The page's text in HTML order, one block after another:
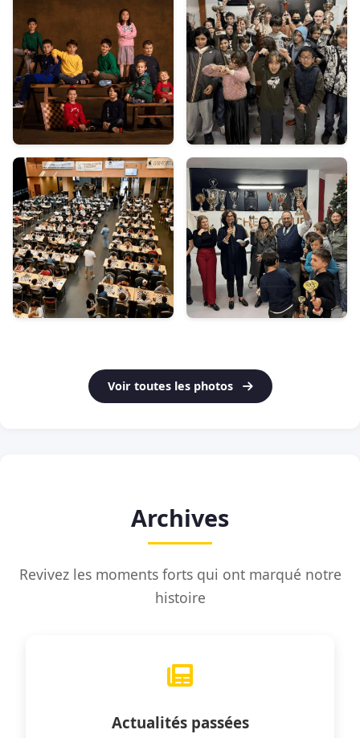
Voir toutes les photos
Archives
Revivez les moments forts qui ont marqué notre
histoire
Actualités passées